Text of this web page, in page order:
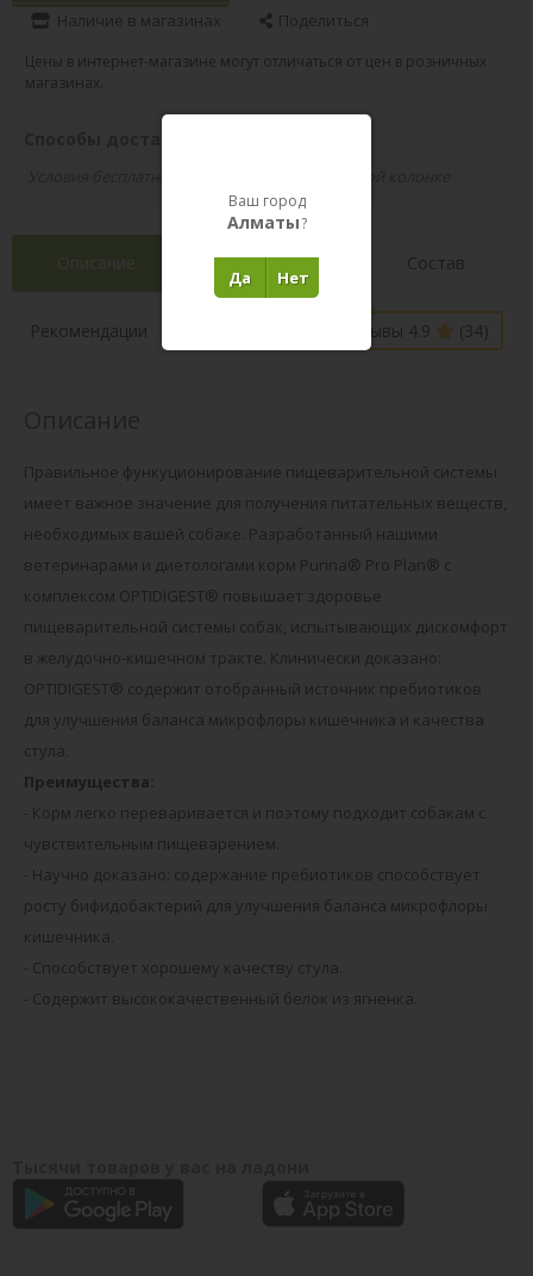
Наличие в магазинах Поделиться
Цены в интернет-магазине могут отличаться от цен в розничных
магазинах.
Описание Характеристики Состав
Рекомендации Отзывы 4.9 (34)
Правильное функуционирование пищеварительной системы
имеет важное значение для получения питательных веществ,
необходимых вашей собаке. Разработанный нашими
ветеринарами и диетологами корм Purina® Pro Plan® с
комплексом OPTIDIGEST® повышает здоровье
пищеварительной системы собак, испытывающих дискомфорт
в желудочно-кишечном тракте. Клинически доказано:
OPTIDIGEST® содержит отобранный источник пребиотиков
для улучшения баланса микрофлоры кишечника и качества
стула.
Преимущества:
- Корм легко переваривается и поэтому подходит собакам с
чувствительным пищеварением.
- Научно доказано: содержание пребиотиков способствует
росту бифидобактерий для улучшения баланса микрофлоры
кишечника.
- Способствует хорошему качеству стула.
- Содержит высококачественный белок из ягненка.
Ваш город
Алматы?
Нет
Да